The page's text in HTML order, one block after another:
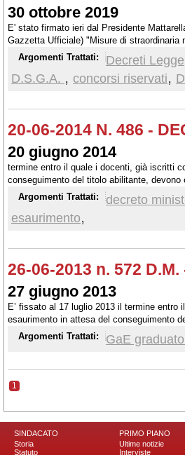
30 ottobre 2019
E' stato firmato ieri dal Presidente
Gazzetta Ufficiale) "Misure di straordinaria
scolastico e degli enti di ricerca e di
Argomenti Trattati: Decreti Legge
D.S.G.A. , concorsi riservati,
20-06-2014 N. 486 -
20 giugno 2014
termine entro il quale i docenti, già iscritti
conseguimento del titolo abilitante,
l'anno scolastico 2014-2015
Argomenti Trattati: decreto
esaurimento,
26-06-2013 n. 572
27 giugno 2013
E’ fissato al 17 luglio 2013 il termine
esaurimento in attesa del conseguimento
il titolo abilitante ai fini dello scioglimento
Argomenti Trattati: GaE
1
SINDACATO
Storia
Statuto
PRIMO PIANO
Ultime notizie
Interviste